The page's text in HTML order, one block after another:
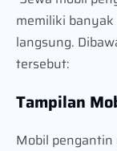
memiliki
langsung.
tersebut:
Tampilan
Mobil